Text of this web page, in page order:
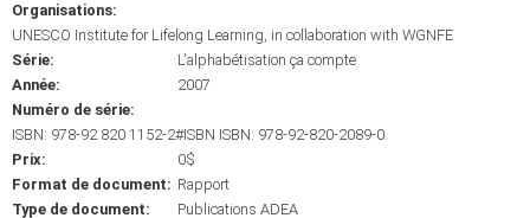
Organisations:
UNESCO Institute for Lifelong Learning, in collaboration with WGNFE
Série:
L'alphabétisation ça compte
Année:
2007
Numéro de série:
ISBN: 978-92 820 1152-2#ISBN ISBN: 978-92-820-2089-0.
Prix:
0$
Format de document: Rapport
Type de document:
Publications ADEA